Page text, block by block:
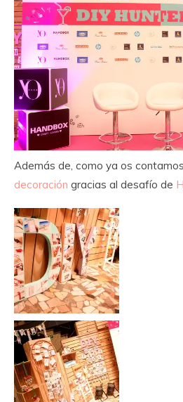
Además de, como ya os
decoración gracias al desafío de